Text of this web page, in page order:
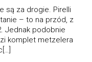
są za drogie. Pirelli
– to na przód, z
Jednak podobnie
komplet metzelera